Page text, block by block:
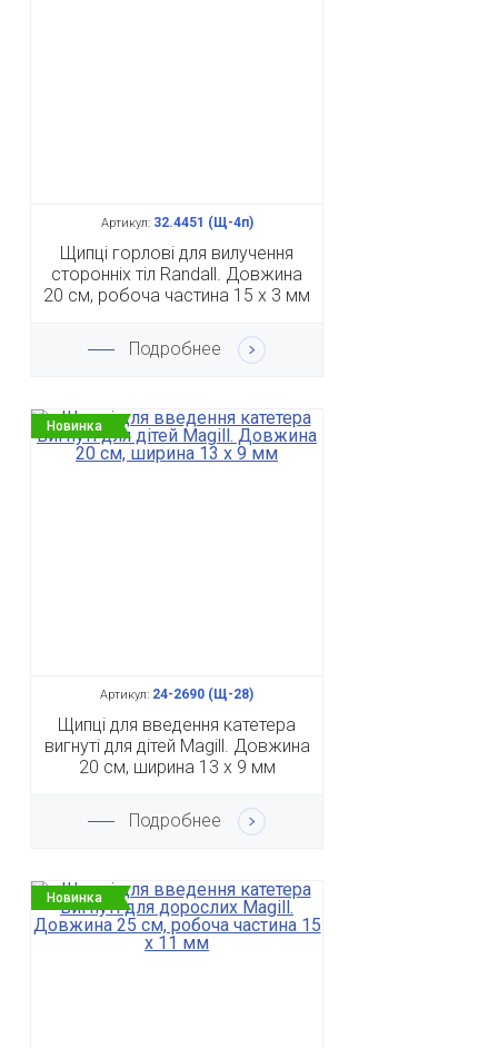
Артикул:32.4451 (Щ-4п)
Щипці горлові для вилучення
сторонніх тіл Randall. Довжина
20 см, робоча частина 15 х 3 мм
Подробнее
Новинка
Артикул: 24-2690 (Щ-28)
Щипці для введення катетера
вигнуті для дітей Magill. Довжина
20 см, ширина 13 х 9 мм
Подробнее
Новинка